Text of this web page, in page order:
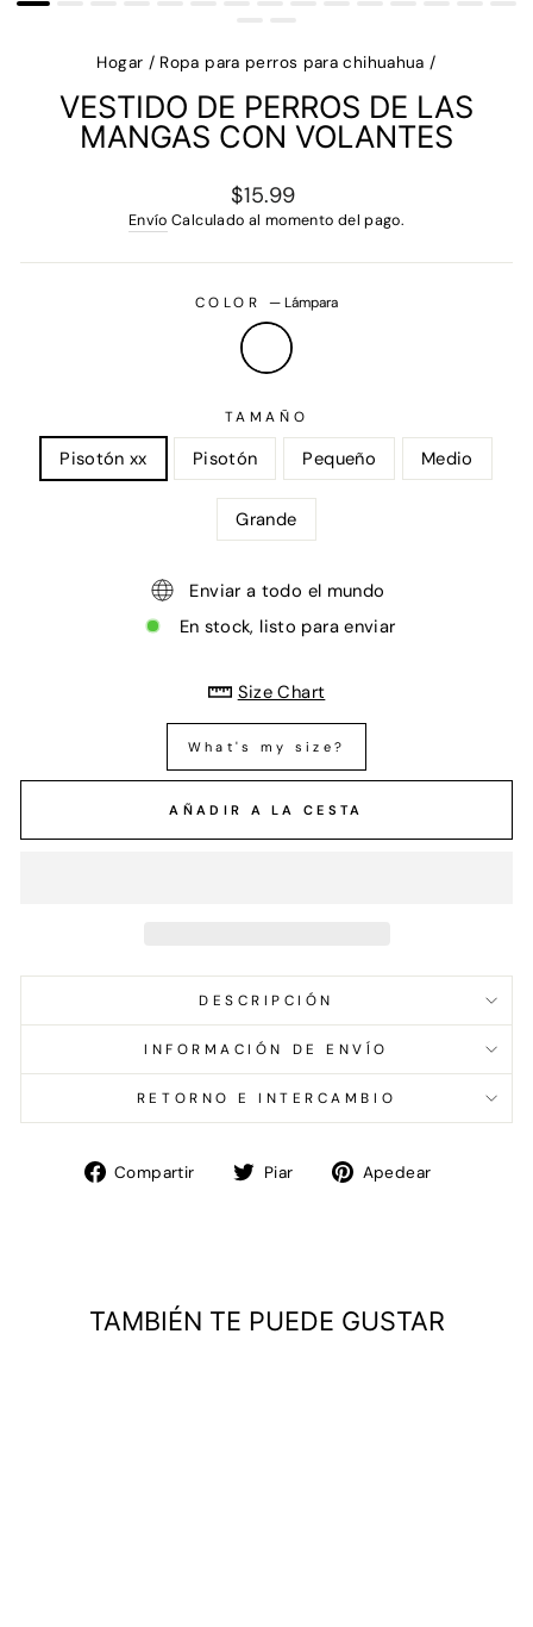
Hogar / Ropa para perros para chihuahua /
VESTIDO DE PERROS DE LAS
MANGAS CON VOLANTES
Precio
regular
$15.99
Envío Calculado al momento del pago.
COLOR—Lámpara
TAMAÑO
Pisotón xx Pisotón Pequeño Medio
Grande
Enviar a todo el mundo
En stock, listo para enviar
Size Chart
What's my size?
AÑADIR A LA CESTA
DESCRIPCIÓN
INFORMACIÓN DE ENVÍO
RETORNO E INTERCAMBIO
Compartir
Compartir
Piar
Tweet Apedear
TAMBIÉN TE PUEDE GUSTAR